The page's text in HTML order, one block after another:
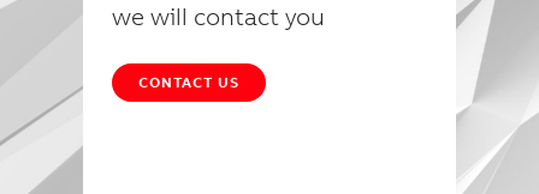
we will contact you
CONTACT US